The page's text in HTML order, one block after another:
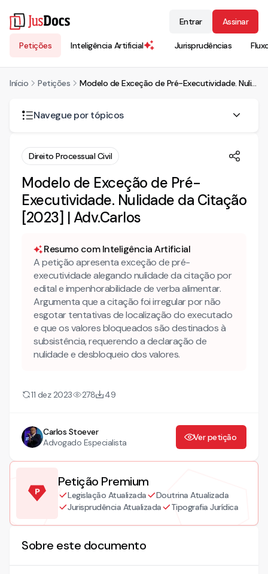
Petições Inteligência Artificial Jurisprudências
Entrar Assinar
Início Petições Modelo de Exceção de Pré-Executividade. Nulidade da Citação [2023] | Adv.Carlos
Navegue por tópicos
Qual a previsão legal da exceção de pré-executividade?
Quer saber mais sobre a fase de execução do processo?
Direito Processual Civil
Modelo de Exceção de Pré-
Executividade. Nulidade da Citação
[2023] | Adv.Carlos
Resumo com Inteligência Artificial
A petição apresenta exceção de pré-
executividade alegando nulidade da citação por
edital e impenhorabilidade de verba alimentar.
Argumenta que a citação foi irregular por não
esgotar tentativas de localização do executado
e que os valores bloqueados são destinados à
subsistência, requerendo a declaração de
nulidade e desbloqueio dos valores.
11 dez 2023 278 49
Carlos Stoever
Advogado Especialista
Ver petição
Petição Premium
Legislação Atualizada
Doutrina Atualizada
Jurisprudência Atualizada
Tipografia Jurídica
Sobre este documento